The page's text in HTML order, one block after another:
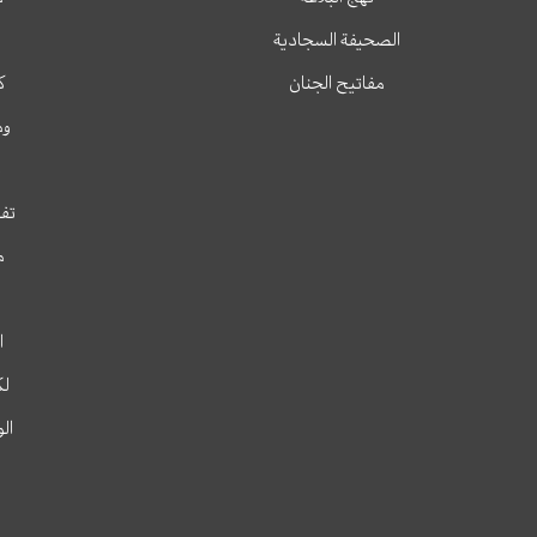
الصحيفة السجادية
مفاتيح الجنان